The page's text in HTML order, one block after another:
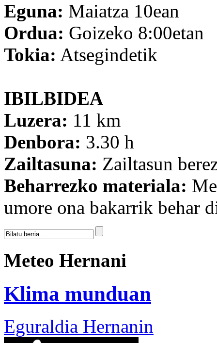
Eguna: Maiatza 10ean
Ordua: Goizeko 8:00etan
Tokia: Atsegindetik
IBILBIDEA
Luzera: 11 km
Denbora: 3.30 h
Zailtasuna: Zailtasun
Beharrezko materiala:
umore ona bakarrik behar
Meteo Hernani
Klima munduan
Eguraldia Hernanin